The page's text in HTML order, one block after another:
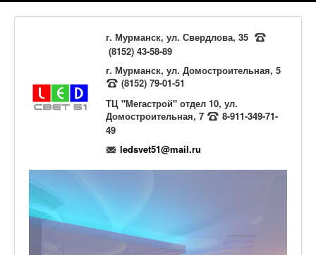
г. Мурманск, ул. Свердлова, 35
(8152) 43-58-89
г. Мурманск, ул. Домостроительная, 5
(8152) 79-01-51
ТЦ "Мегастрой" отдел 10, ул.
Домостроительная, 7
8-911-349-71-
49
ledsvet51@mail.ru